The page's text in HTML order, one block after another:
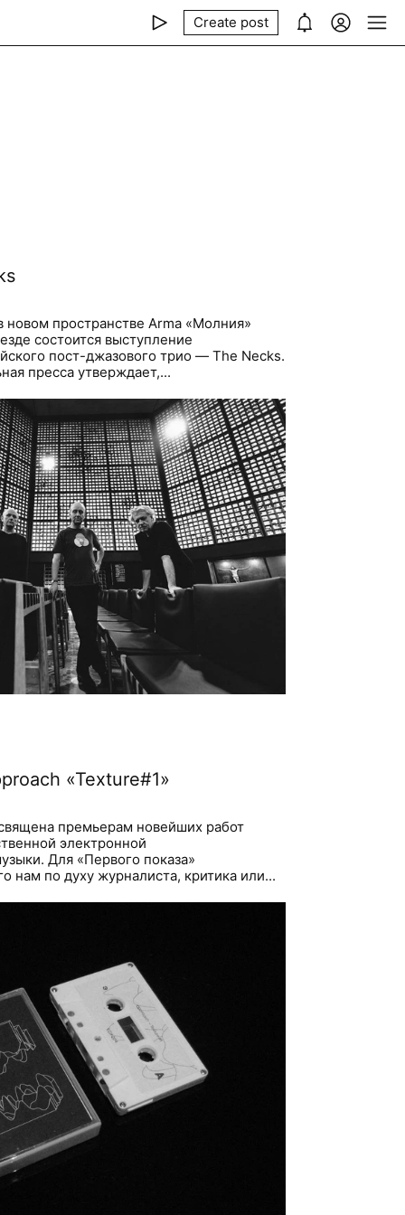
Create post
новом пространстве Arma «Молния»
состоится выступление
пост-джазового трио — The Necks.
пресса утверждает,...
«Texture#1»
премьерам новейших работ
электронной
Для «Первого показа»
нам по духу журналиста, критика или...